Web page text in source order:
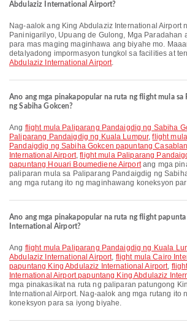
Abdulaziz International Airport?
Nag-aalok ang King Abdulaziz International Airport ng Lugar ng
Paninigarilyo, Upuang de Gulong, Mga Paradahan
para mas maging maginhawa ang biyahe mo.
detalyadong impormasyon tungkol sa facilities at
Abdulaziz International Airport.
Ano ang mga pinakapopular na ruta ng flight mula sa
ng Sabiha Gokcen?
Ang flight mula Paliparang Pandaigdig ng Sabiha
Paliparang Pandaigdig ng Kuala Lumpur,flight
Pandaigdig ng Sabiha Gokcen papuntang
International Airport,flight mula Paliparang
papuntang Houari Boumediene Airportang mga
paliparan mula sa Paliparang Pandaigdig ng
ang mga rutang ito ng maginhawang koneksyon
Ano ang mga pinakapopular na ruta ng flight
International Airport?
Ang flight mula Paliparang Pandaigdig ng Kuala
Abdulaziz International Airport, flight mula Cairo
papuntang King Abdulaziz International Airport,
International Airport papuntang King Abdulaziz
mga pinakasikat na ruta ng paliparan patungong
International Airport. Nag-aalok ang mga rutang ito
koneksyon para sa iyong biyahe.